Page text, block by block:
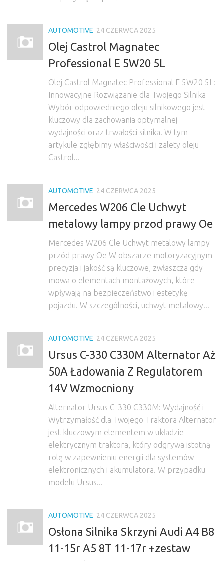
AUTOMOTIVE 24 CZERWCA 2025
Olej Castrol Magnatec
Professional E 5W20 5L
Olej Castrol Magnatec Professional E 5W20 5L:
Innowacyjne Rozwiązanie dla Twojego Silnika
Wybór odpowiedniego oleju silnikowego jest
kluczowy dla zachowania optymalnej
wydajności oraz trwałości silnika. W tym
artykule zgłębimy właściwości i zalety oleju
Castrol...
AUTOMOTIVE 24 CZERWCA 2025
Mercedes W206 Cle Uchwyt
metalowy lampy przod prawy Oe
Mercedes W206 Cle Uchwyt metalowy lampy
przód prawy Oe W obszarze motoryzacyjnym
precyzja i jakość są kluczowe, zwłaszcza gdy
mowa o elementach montażowych, które
wpływają na bezpieczeństwo i estetykę
pojazdu. W szczególności, uchwyt metalowy...
AUTOMOTIVE 24 CZERWCA 2025
Ursus C-330 C330M Alternator Aż
50A Ładowania Z Regulatorem
14V Wzmocniony
Alternator Ursus C-330 C330M: Wydajność i
Wytrzymałość dla Twojego Traktora Alternator
jest kluczowym elementem w układzie
elektrycznym traktora, który odgrywa istotną
rolę w zapewnieniu energii dla systemów
elektronicznych i akumulatora. W przypadku
modelu Ursus...
AUTOMOTIVE 24 CZERWCA 2025
Osłona Silnika Skrzyni Audi A4 B8
11-15r A5 8T 11-17r +zestaw